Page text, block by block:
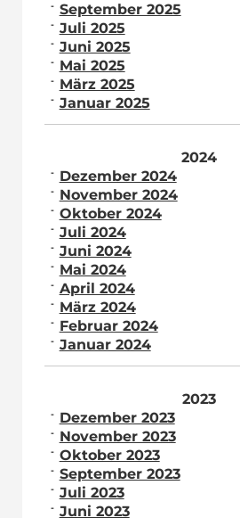
September 2025
Juli 2025
Juni 2025
Mai 2025
März 2025
Januar 2025
2024
Dezember 2024
November 2024
Oktober 2024
Juli 2024
Juni 2024
Mai 2024
April 2024
März 2024
Februar 2024
Januar 2024
2023
Dezember 2023
November 2023
Oktober 2023
September 2023
Juli 2023
Juni 2023